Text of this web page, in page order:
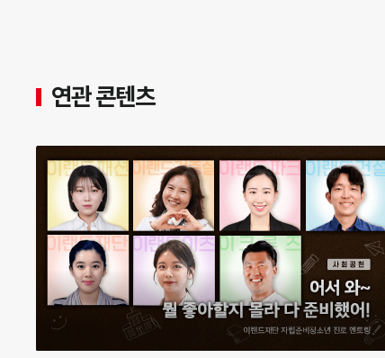
연관 콘텐츠